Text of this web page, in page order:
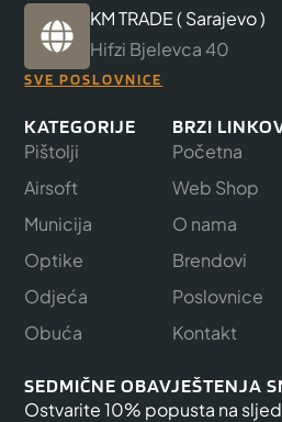
KM TRADE ( Sarajevo )
Hifzi Bjelevca 40
SVE POSLOVNICE
KATEGORIJE
Pištolji
Airsoft
Municija
Optike
Odjeća
Obuća
BRZI
Početna
Web Shop
O nama
Brendovi
Poslovnice
Kontakt
SEDMIČNE OBAVJEŠTENJA
Ostvarite 10% popusta na